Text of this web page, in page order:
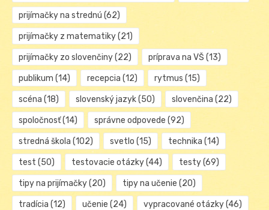
prijímačky na strednú (62)
prijímačky z matematiky(21)
prijímačky zo slovenčiny(22) príprava na VŠ (13)
publikum (14) recepcia (12) rytmus (15)
scéna (18) slovenský jazyk(50) slovenčina (22)
spoločnosť(14) správne odpovede (92)
stredná škola (102) svetlo (15) technika (14)
test (50) testovacie otázky(44) testy(69)
tipy na prijímačky(20) tipy na učenie (20)
tradícia (12) učenie (24) vypracované otázky(46)